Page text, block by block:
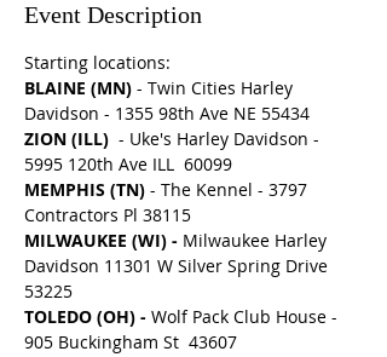
Event Description
Starting locations:
BLAINE (MN) - Twin Cities Harley
Davidson - 1355 98th Ave NE 55434
ZION (ILL) - Uke's Harley Davidson -
5995 120th Ave ILL  60099
MEMPHIS (TN) - The Kennel - 3797
Contractors Pl 38115
MILWAUKEE (WI) - Milwaukee Harley
Davidson 11301 W Silver Spring Drive
53225
TOLEDO (OH) - Wolf Pack Club House -
905 Buckingham St  43607